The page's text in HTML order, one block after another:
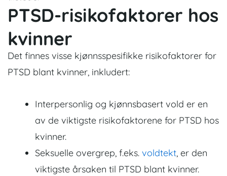
PTSD-risikofaktorer hos
kvinner
Det finnes visse kjønnsspesifikke risikofaktorer for
PTSD blant kvinner, inkludert:
Interpersonlig og kjønnsbasert vold er en
av de viktigste risikofaktorene for PTSD hos
kvinner.
Seksuelle overgrep, f.eks. voldtekt, er den
viktigste årsaken til PTSD blant kvinner.